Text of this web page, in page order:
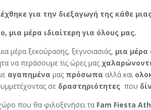
για την διεξαγωγή της κάθε
μια μέρα ιδιαίτερη για όλους μας.
μέρα ξεκούρασης, ξεγνοιασιάς, μια
να περάσουμε τις ώρες μας
αγαπημένα μας πρόσωπα αλλά και
σε δραστηριότητες που
που θα φιλοξενήσει τα Fam Fiesta